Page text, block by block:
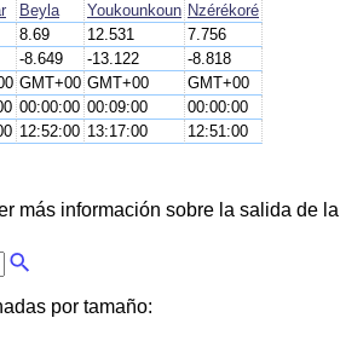
Beyla Youkounkoun Nzérékoré
8.69 12.531
7.756
-8.649 -13.122
-8.818
GMT+00 GMT+00
GMT+00
00:00:00 00:09:00
00:00:00
12:52:00 13:17:00 12:51:00
más información sobre la salida de
por tamaño: